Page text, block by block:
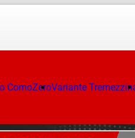
ComoZeroVariante